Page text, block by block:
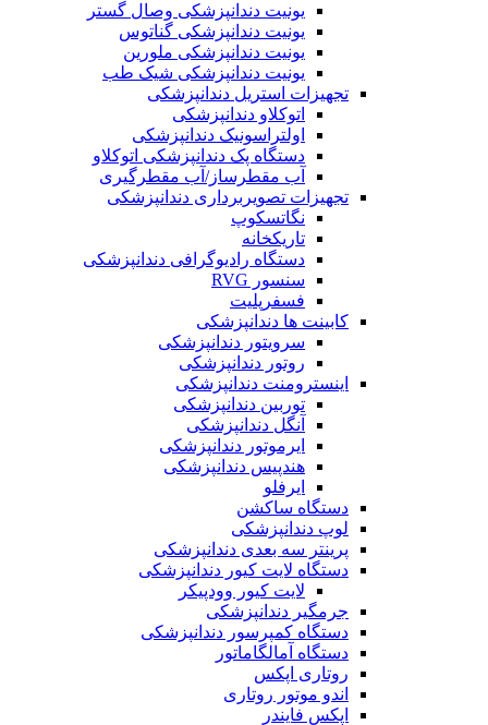
یونیت دندانپزشکی وصال گستر
یونیت دندانپزشکی گناتوس
یونیت دندانپزشکی ملورین
یونیت دندانپزشکی شیک طب
تجهیزات استریل دندانپزشکی
اتوکلاو دندانپزشکی
اولتراسونیک دندانپزشکی
دستگاه پک دندانپزشکی اتوکلاو
آب مقطرساز/آب مقطرگیری
تجهیزات تصویربرداری دندانپزشکی
نگاتسکوپ
تاریکخانه
دستگاه‌ رادیوگرافی دندانپزشکی
سنسور RVG
فسفرپلیت
کابینت ها دندانپزشکی
سرویتور دندانپزشکی
روتور دندانپزشکی
اینسترومنت دندانپزشکی
توربین دندانپزشکی
آنگل دندانپزشکی
ایرموتور دندانپزشکی
هندپیس دندانپزشکی
ایرفلو
دستگاه ساکشن
لوپ دندانپزشکی
پرینتر سه بعدی دندانپزشکی
دستگاه لایت کیور دندانپزشکی
لایت کیور وودپیکر
جرمگیر دندانپزشکی
دستگاه کمپرسور دندانپزشکی
دستگاه آمالگاماتور
روتاری اپکس
اندو موتور روتاری
اپکس فایندر